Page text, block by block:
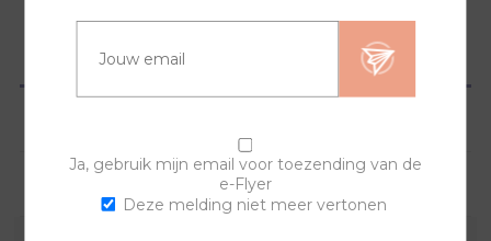
VRAGEN?
Ja, gebruik mijn email voor toezending van de
e-Flyer
Deze melding niet meer vertonen